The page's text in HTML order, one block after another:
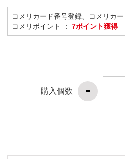
コメリカード番号登録、コメリカ
コメリポイント ： 7ポイント獲得
購入個数